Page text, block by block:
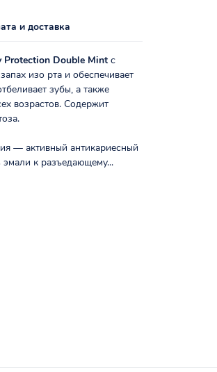
и доставка
Protection Double Mint с
изо рта и обеспечивает
зубы, а также
возрастов. Содержит
— активный антикариесный
к разъедающему...